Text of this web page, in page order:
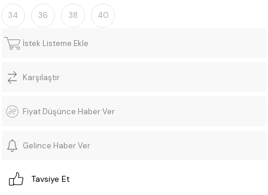
34 36 38 40
İstek Listeme Ekle
Karşılaştır
Fiyat Düşünce Haber Ver
Gelince Haber Ver
Tavsiye Et